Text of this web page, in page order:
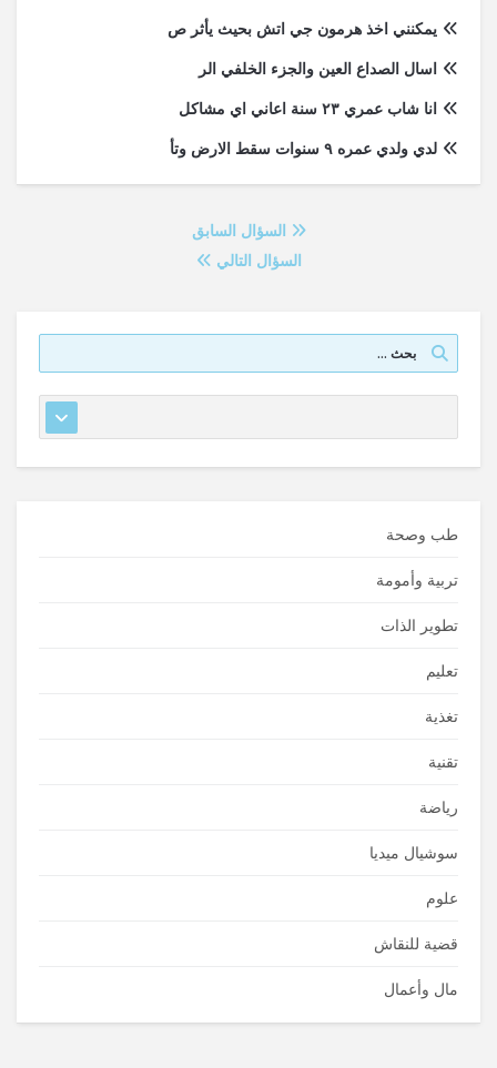
يمكنني اخذ هرمون جي اتش بحيث يأثر ص
اسال الصداع العين والجزء الخلفي الر
انا شاب عمري ٢٣ سنة اعاني اي مشاكل
لدي ولدي عمره ٩ سنوات سقط الارض وتأ
السؤال السابق
السؤال التالي
طب وصحة
تربية وأمومة
تطوير الذات
تعليم
تغذية
تقنية
رياضة
سوشيال ميديا
علوم
قضية للنقاش
مال وأعمال